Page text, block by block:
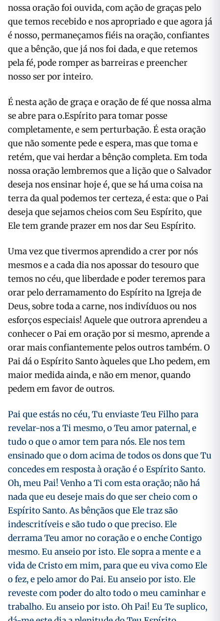
nossa oração foi ouvida, com ação de graças pelo
que temos recebido e nos apropriado e que agora já
é nosso, permaneçamos fiéis na oração, confiantes
que a bênção, que já nos foi dada, e que retemos
pela fé, pode romper as barreiras e preencher
nosso ser por inteiro.
É nesta ação de graça e oração de fé que nossa alma
se abre para o.Espírito para tomar posse
completamente, e sem perturbação. É esta oração
que não somente pede e espera, mas que toma e
retém, que vai herdar a bênção completa. Em toda
nossa oração lembremos que a lição que o Salvador
deseja nos ensinar hoje é, que se há uma coisa na
terra da qual podemos ter certeza, é esta: que o Pai
deseja que sejamos cheios com Seu Espírito, que
Ele tem grande prazer em nos dar Seu Espírito.
Uma vez que tivermos aprendido a crer por nós
mesmos e a cada dia nos apossar do tesouro que
temos no céu, que liberdade e poder teremos para
orar pelo derramamento do Espírito na Igreja de
Deus, sobre toda a carne, nos indivíduos ou nos
esforços especiais! Aquele que outrora aprendeu a
conhecer o Pai em oração por si mesmo, aprende a
orar mais confiantemente pelos outros também. O
Pai dá o Espírito Santo àqueles que Lho pedem, em
maior medida ainda, e não em menor, quando
pedem em favor de outros.
Pai que estás no céu, Tu enviaste Teu Filho para
revelar-nos a Ti mesmo, o Teu amor paternal, e
tudo o que o amor tem para nós. Ele nos tem
ensinado que o dom acima de todos os dons que Tu
concedes em resposta à oração é o Espírito Santo.
Oh, meu Pai! Venho a Ti com esta oração; não há
nada que eu deseje mais do que ser cheio com o
Espírito Santo. As bênçãos que Ele traz são
indescritíveis e são tudo o que preciso. Ele
derrama Teu amor no coração e o enche Contigo
mesmo. Eu anseio por isto. Ele sopra a mente e a
vida de Cristo em mim, para que eu viva como Ele
o fez, e pelo amor do Pai. Eu anseio por isto. Ele
reveste com poder do alto todo o meu caminhar e
trabalho. Eu anseio por isto. Oh Pai! Eu Te suplico,